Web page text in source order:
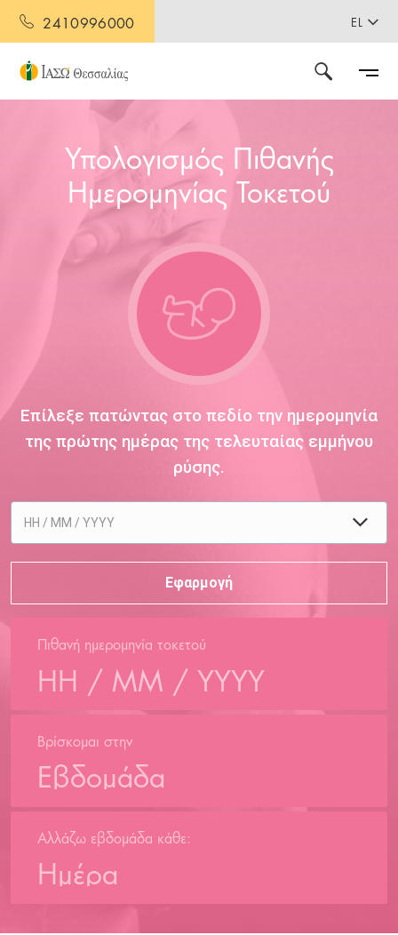
2410996000 EL
Υπολογισμός Πιθανής
Ημερομηνίας Τοκετού
Επίλεξε πατώντας στο πεδίο την ημερομηνία
της πρώτης ημέρας της τελευταίας εμμήνου
ρύσης.
Πιθανή ημερομηνία τοκετού
Βρίσκομαι στην
Εβδομάδα
Αλλάζω εβδομάδα κάθε:
Ημέρα